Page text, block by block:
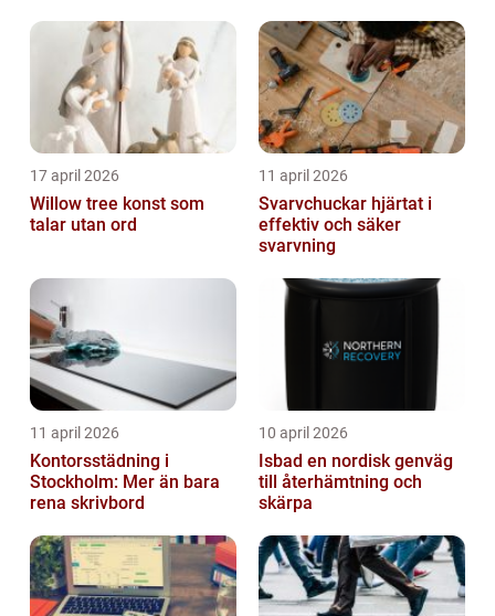
17 april 2026
Willow tree konst som
talar utan ord
11 april 2026
Svarvchuckar hjärtat i
effektiv och säker
svarvning
11 april 2026
Kontorsstädning i
Stockholm: Mer än bara
rena skrivbord
10 april 2026
Isbad en nordisk genväg
till återhämtning och
skärpa